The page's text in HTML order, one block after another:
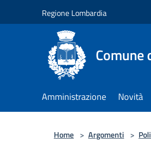
Regione Lombardia
Comune
Amministrazione Novità
Home > Argomenti >